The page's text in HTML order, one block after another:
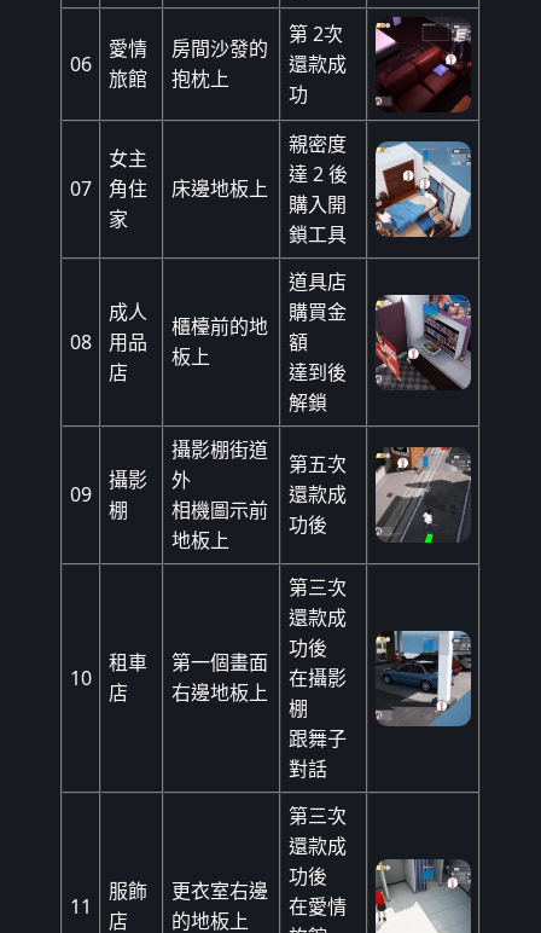
06
愛情
旅館
房間沙發的
抱枕上
第 2次
還款成
功
07
女主
角住
家
床邊地板上
親密度
達 2 後
購入開
鎖工具
08
成人
用品
店
櫃檯前的地
板上
道具店
購買金
額
達到後
解鎖
09
攝影
棚
攝影棚街道
外
相機圖示前
地板上
第五次
還款成
功後
10
租車
店
第一個畫面
右邊地板上
第三次
還款成
功後
在攝影
棚
跟舞子
對話
11
服飾
店
更衣室右邊
的地板上
第三次
還款成
功後
在愛情